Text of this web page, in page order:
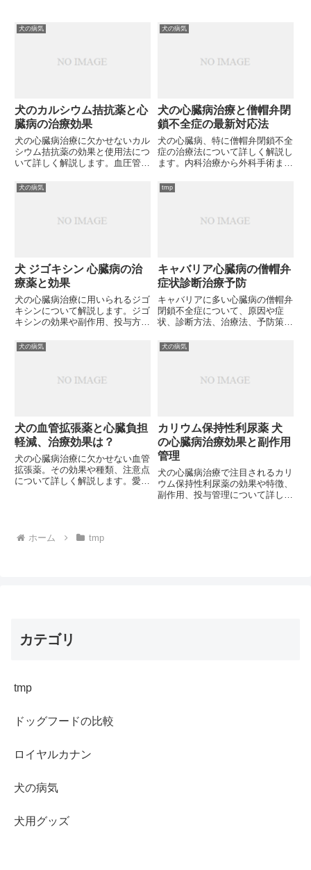
犬の病気
犬のカルシウム拮抗薬と心
臓病の治療効果
犬の心臓病治療に欠かせないカル
シウム拮抗薬の効果と使用法につ
いて詳しく解説します。血圧管理
っておくべき最新情報を網羅して
犬の病気
犬の心臓病治療と僧帽弁閉
鎖不全症の最新対応法
犬の心臓病、特に僧帽弁閉鎖不全
症の治療法について詳しく解説し
ます。内科治療から外科手術ま
を紹介。あなたの愛犬に最適な治
犬の病気
犬 ジゴキシン 心臓病の治
療薬と効果
犬の心臓病治療に用いられるジゴ
キシンについて解説します。ジゴ
キシンの効果や副作用、投与方法
報をお届けします。あなたの大切
tmp
キャバリア心臓病の僧帽弁
症状診断治療予防
キャバリアに多い心臓病の僧帽弁
閉鎖不全症について、原因や症
状、診断方法、治療法、予防策を
理に役立つ情報をお探しですか？
犬の病気
犬の血管拡張薬と心臓負担
軽減、治療効果は？
犬の心臓病治療に欠かせない血管
拡張薬。その効果や種類、注意点
について詳しく解説します。愛犬
犬の病気
カリウム保持性利尿薬 犬
の心臓病治療効果と副作用
管理
犬の心臓病治療で注目されるカリ
ウム保持性利尿薬の効果や特徴、
副作用、投与管理について詳しく
ホーム tmp
カテゴリ
tmp
ドッグフードの比較
ロイヤルカナン
犬の病気
犬用グッズ